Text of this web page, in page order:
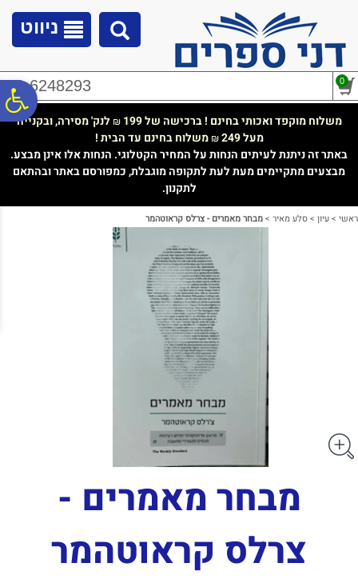
נגישות
ניווט
02-6248293 0
משלוח מוקפד ואכותי בחינם ! ברכישה של 199 ₪ לנק' מסירה, ובקנייה
מעל 249
₪משלוח בחינם עד הבית !
באתר זה ניתנת לעיתים הנחות על המחיר הקטלוגי. הנחות אלו אינן מבצע.
מבצעים מתקיימים מעת לעת לתקופה מוגבלת, כמפורסם באתר ובהתאם
לתקנון.
ראשי >עיון >סלע מאיר >מבחר מאמרים - צרלס קראוטהמר
מבחר מאמרים -
צרלס קראוטהמר